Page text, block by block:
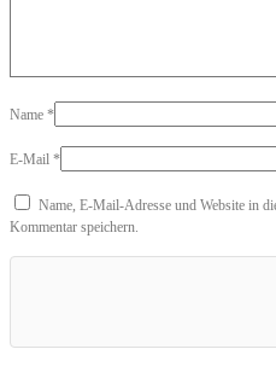
Name *
E-Mail *
Name, E-Mail-Adresse und Website in
Kommentar speichern.